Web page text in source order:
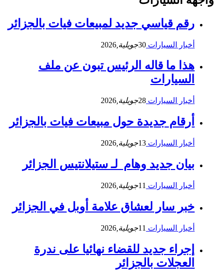
رقم قياسي جديد لمبيعات فيات بالجزائر
أخبار السيارات 30جويلية, 2026
هذا ما قاله الرئيس تبون عن ملف
السيارات
أخبار السيارات 28جويلية, 2026
أرقام جديدة حول مبيعات فيات بالجزائر
أخبار السيارات 13جويلية, 2026
بيان جديد وهام لـ ستيلانتيس الجزائر
أخبار السيارات 11جويلية, 2026
خبر سار لعشاق علامة أوبل في الجزائر
أخبار السيارات 11جويلية, 2026
إجراء جديد للقضاء نهائيا على ندرة
العجلات بالجزائر